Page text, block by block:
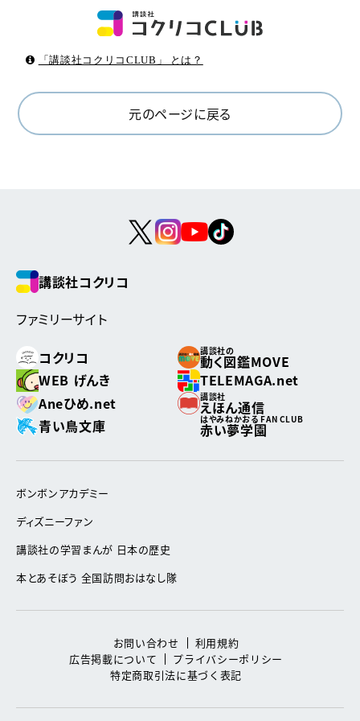
「講談社コクリコCLUB」 とは？
元のページに戻る
講談社コクリコ
ファミリーサイト
コクリコ
講談社の
動く図鑑MOVE
WEB げんき
TELEMAGA.net
Aneひめ.net
講談社
えほん通信
青い鳥文庫
はやみねかおる FAN CLUB
赤い夢学園
ボンボンアカデミー
ディズニーファン
講談社の学習まんが 日本の歴史
本とあそぼう 全国訪問おはなし隊
お問い合わせ
利用規約
広告掲載について
プライバシーポリシー
特定商取引法に基づく表記